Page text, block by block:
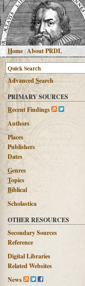
Home|About PRDL
AdvancedSearch
PRIMARY SOURCES
Recent Findings
Authors
Places
Publishers
Dates
Genres
Topics
Biblical
Scholastica
OTHER RESOURCES
Secondary Sources
Reference
Digital Libraries
Related Websites
News